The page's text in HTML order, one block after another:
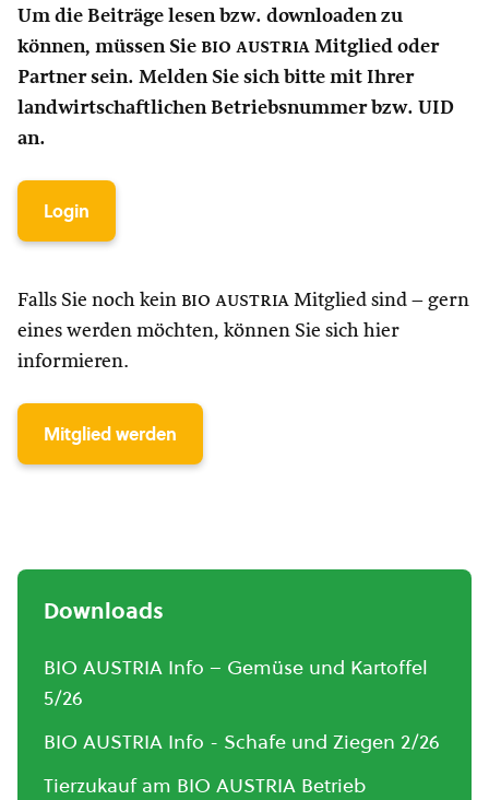
Um die Beiträge lesen bzw. downloaden zu
können, müssen Sie bio austria Mitglied oder
Partner sein. Melden Sie sich bitte mit Ihrer
landwirtschaftlichen Betriebsnummer bzw. UID
an.
Login
Falls Sie noch kein bio austria Mitglied sind – gern
eines werden möchten, können Sie sich hier
informieren.
Mitglied werden
Downloads
BIO AUSTRIA Info – Gemüse und Kartoffel
5/26
BIO AUSTRIA Info - Schafe und Ziegen 2/26
Tierzukauf am BIO AUSTRIA Betrieb